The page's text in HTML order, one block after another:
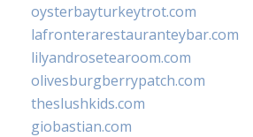
oysterbayturkeytrot.com
lafronterarestauranteybar.com
lilyandrosetearoom.com
olivesburgberrypatch.com
theslushkids.com
giobastian.com